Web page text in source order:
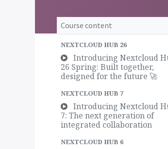
Course content
NEXTCLOUD HUB 26
Introducing Nextcloud
26 Spring: Built together,
designed for the future 🚀
NEXTCLOUD HUB 7
Introducing Nextcloud
7: The next generation of
integrated collaboration
NEXTCLOUD HUB 6